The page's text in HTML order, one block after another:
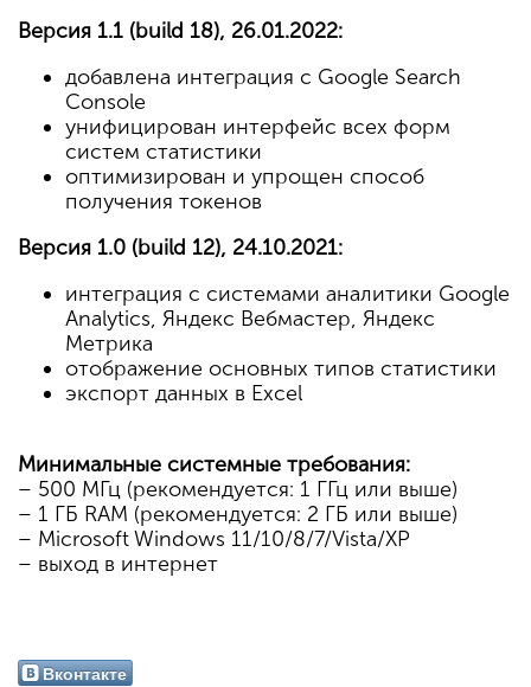
Версия 1.1 (build 18), 26.01.2022:
добавлена интеграция с Google Search
Console
унифицирован интерфейс всех форм
систем статистики
оптимизирован и упрощен способ
получения токенов
Версия 1.0 (build 12), 24.10.2021:
интеграция с системами аналитики Google
Analytics, Яндекс Вебмастер, Яндекс
Метрика
отображение основных типов статистики
экспорт данных в Excel
Минимальные системные требования:
– 500 МГц (рекомендуется: 1 ГГц или выше)
– 1 ГБ RAM (рекомендуется: 2 ГБ или выше)
– Microsoft Windows 11/10/8/7/Vista/XP
– выход в интернет
Вконтакте